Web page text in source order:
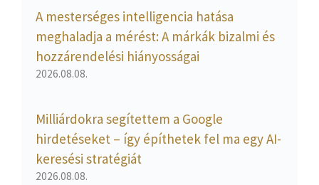
A mesterséges intelligencia hatása
meghaladja a mérést: A márkák bizalmi és
hozzárendelési hiányosságai
2026.08.08.
Milliárdokra segítettem a Google
hirdetéseket – így építhetek fel ma egy AI-
keresési stratégiát
2026.08.08.